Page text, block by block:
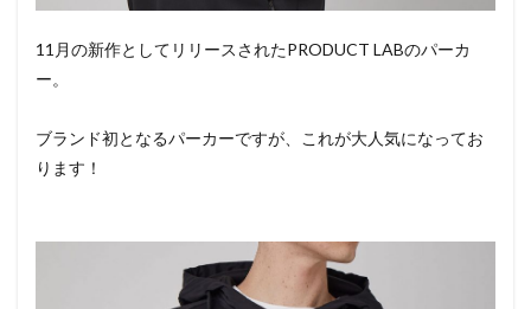
11月の新作としてリリースされたPRODUCT LABのパーカ
ー。
ブランド初となるパーカーですが、これが大人気になってお
ります！